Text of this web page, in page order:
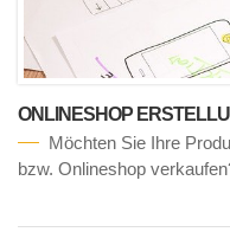
ONLINESHOP
Möchten Sie Ihre
bzw. Onlineshop